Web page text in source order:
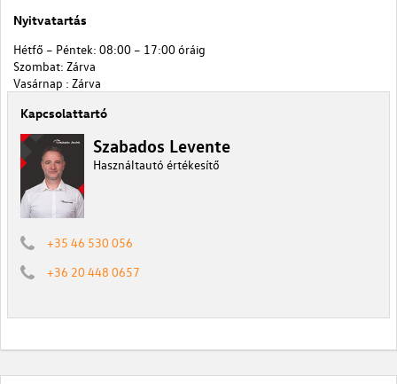
Nyitvatartás
Hétfő – Péntek: 08:00 – 17:00 óráig
Szombat: Zárva
Vasárnap : Zárva
Kapcsolattartó
Szabados Levente
Használtautó értékesítő
+35 46 530 056
+36 20 448 0657